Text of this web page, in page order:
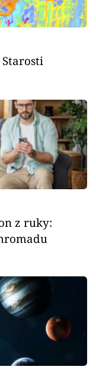
z ruky: